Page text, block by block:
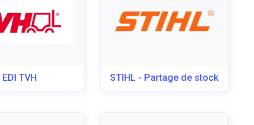
EDI TVH STIHL - Partage de stock